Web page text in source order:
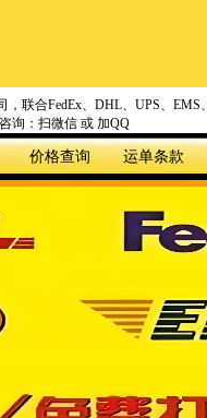
，联合FedEx、DHL、UPS、
询：扫微信 或 加QQ
价格查询 运单条款